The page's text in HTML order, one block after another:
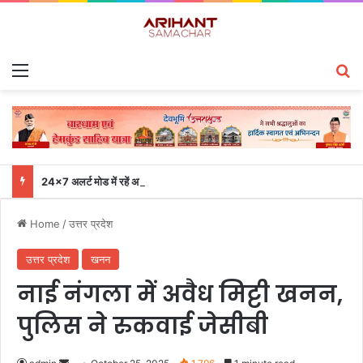
Home /उत्तर प्रदेश
उत्तर प्रदेश खनन
नाई नंगला में अवैध मिट्टी खनन,
पुलिस ने रुकवाई जेसीबी